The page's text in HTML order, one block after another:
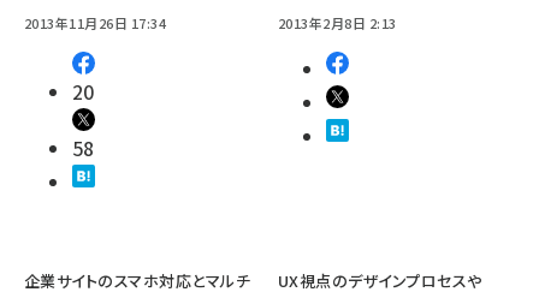
2013年11月26日 17:34
20
58
2013年2月8日 2:13
企業サイトのスマホ対応とマルチ
UX視点のデザインプロセスや